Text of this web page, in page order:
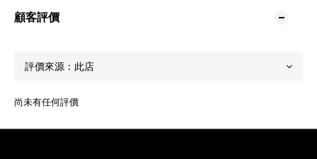
顧客評價
尚未有任何評價